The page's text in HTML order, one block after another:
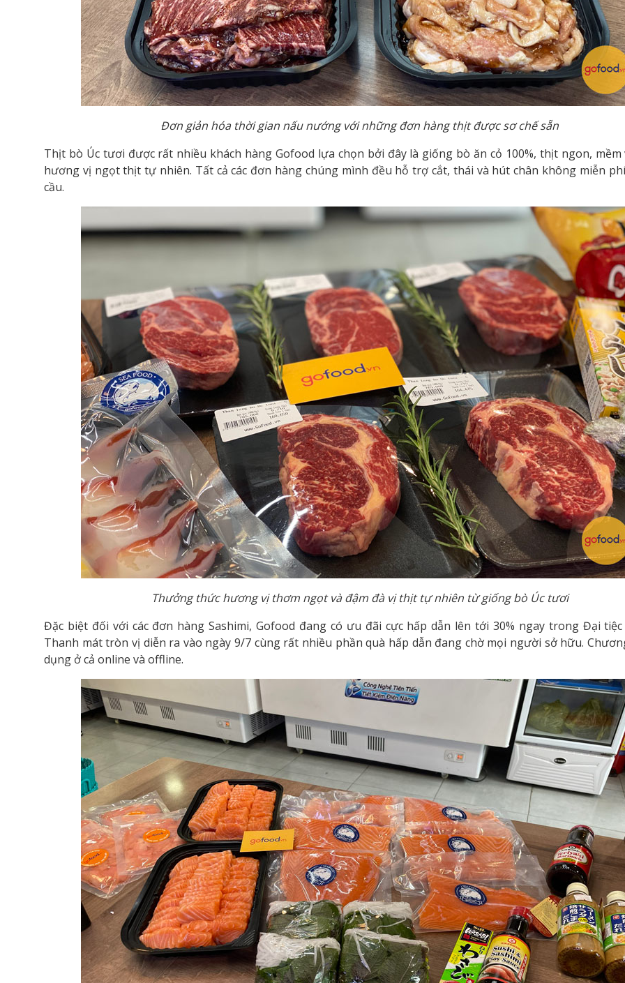
Đơn giản hóa thời gian nấu nướng với những đơn hàng thịt được sơ chế sẵn
Thịt bò Úc tươi được rất nhiều khách hàng Gofood lựa chọn bởi đây là giống bò ăn cỏ 100%, thịt ngon,
hương vị ngọt thịt tự nhiên. Tất cả các đơn hàng chúng mình đều hỗ trợ cắt, thái và hút chân không miễn
cầu.
Thưởng thức hương vị thơm ngọt và đậm đà vị thịt tự nhiên từ giống bò Úc tươi
Đặc biệt đối với các đơn hàng Sashimi, Gofood đang có ưu đãi cực hấp dẫn lên tới 30% ngay trong Đại tiệc
Thanh mát tròn vị diễn ra vào ngày 9/7 cùng rất nhiều phần quà hấp dẫn đang chờ mọi người sở hữu.
dụng ở cả online và offline.